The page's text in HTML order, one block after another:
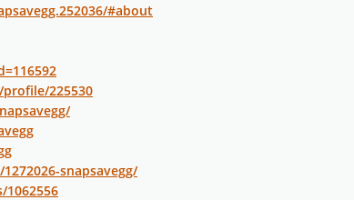
#about
225530
snapsavegg/